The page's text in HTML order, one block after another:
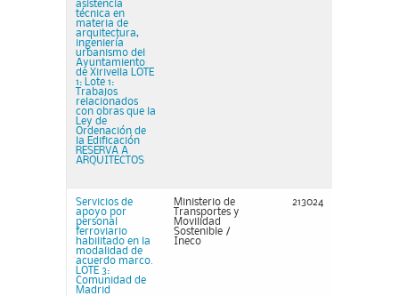
asistencia
técnica en
materia de
arquitectura,
ingeniería
urbanismo del
Ayuntamiento
de Xirivella LOTE
1: Lote 1:
Trabajos
relacionados
con obras que la
Ley de
Ordenación de
la Edificación
RESERVA A
ARQUITECTOS
Servicios de
apoyo por
personal
ferroviario
habilitado en la
modalidad de
acuerdo marco.
LOTE 3:
Comunidad de
Madrid
Ministerio de
Transportes y
Movilidad
Sostenible /
Ineco
213024